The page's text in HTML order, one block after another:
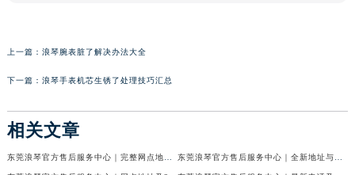
上一篇： 浪琴腕表脏了解决办法大全
下一篇： 浪琴手表机芯生锈了处理技巧汇总
相关文章